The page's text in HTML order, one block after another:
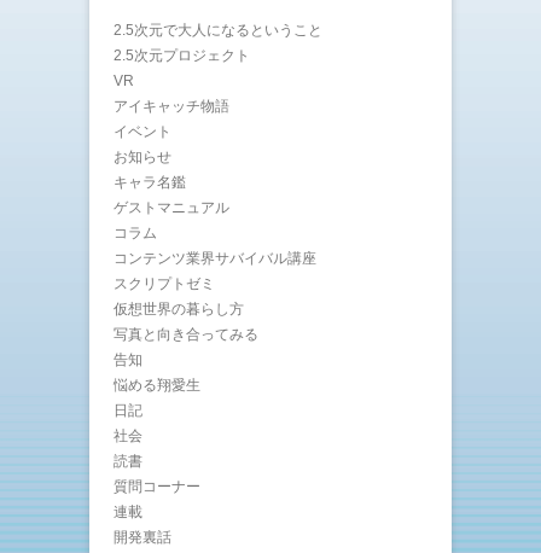
2.5次元で大人になるということ
2.5次元プロジェクト
VR
アイキャッチ物語
イベント
お知らせ
キャラ名鑑
ゲストマニュアル
コラム
コンテンツ業界サバイバル講座
スクリプトゼミ
仮想世界の暮らし方
写真と向き合ってみる
告知
悩める翔愛生
日記
社会
読書
質問コーナー
連載
開発裏話